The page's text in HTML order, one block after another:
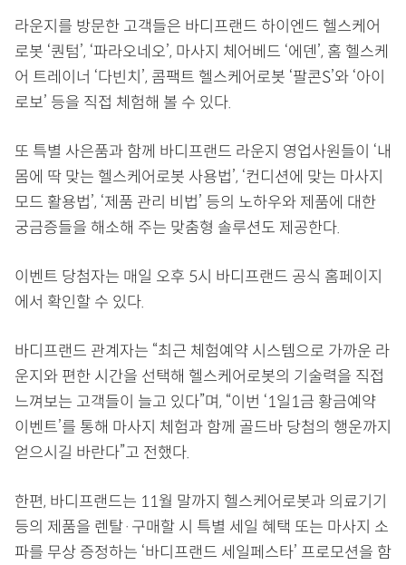
라운지를 방문한 고객들은 바디프랜드 하이엔드 헬스케어
로봇 ‘퀀텀’, ‘파라오네오’, 마사지 체어베드 ‘에덴’, 홈 헬스케
어 트레이너 ‘다빈치’, 콤팩트 헬스케어로봇 ‘팔콘S’와 ‘아이
로보’ 등을 직접 체험해 볼 수 있다.
또 특별 사은품과 함께 바디프랜드 라운지 영업사원들이 ‘내
몸에 딱 맞는 헬스케어로봇 사용법’, ‘컨디션에 맞는 마사지
모드 활용법’, ‘제품 관리 비법’ 등의 노하우와 제품에 대한
궁금증들을 해소해 주는 맞춤형 솔루션도 제공한다.
이벤트 당첨자는 매일 오후 5시 바디프랜드 공식 홈페이지
에서 확인할 수 있다.
바디프랜드 관계자는 “최근 체험예약 시스템으로 가까운 라
운지와 편한 시간을 선택해 헬스케어로봇의 기술력을 직접
느껴보는 고객들이 늘고 있다”며, “이번 ‘1일1금 황금예약
이벤트’를 통해 마사지 체험과 함께 골드바 당첨의 행운까지
얻으시길 바란다”고 전했다.
한편, 바디프랜드는 11월 말까지 헬스케어로봇과 의료기기
등의 제품을 렌탈·구매할 시 특별 세일 혜택 또는 마사지 소
파를 무상 증정하는 ‘바디프랜드 세일페스타’ 프로모션을 함